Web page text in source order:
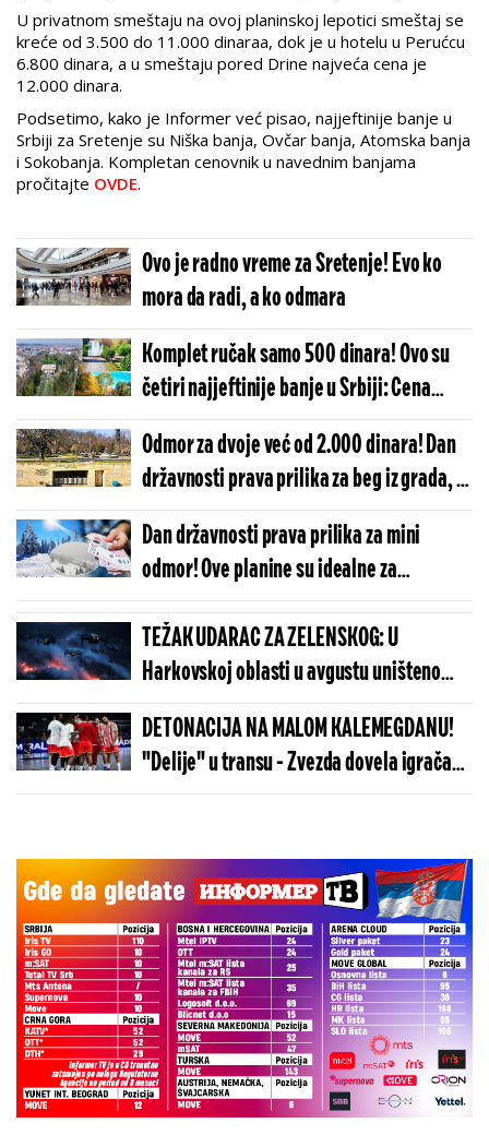
U privatnom smeštaju na ovoj planinskoj lepotici smeštaj se
kreće od 3.500 do 11.000 dinaraa, dok je u hotelu u Perućcu
6.800 dinara, a u smeštaju pored Drine najveća cena je
12.000 dinara.
Podsetimo, kako je Informer već pisao, najjeftinije banje u
Srbiji za Sretenje su Niška banja, Ovčar banja, Atomska banja
i Sokobanja. Kompletan cenovnik u navednim banjama
pročitajte OVDE.
Ovo je radno vreme za Sretenje! Evo ko
mora da radi, a ko odmara
Komplet ručak samo 500 dinara! Ovo su
četiri najjeftinije banje u Srbiji: Cena
smeštaja će vas iznenaditi!
Odmor za dvoje već od 2.000 dinara! Dan
državnosti prava prilika za beg iz grada, a
ovde su cene bagatela!
Dan državnosti prava prilika za mini
odmor! Ove planine su idealne za
produženi vikend!
TEŽAK UDARAC ZA ZELENSKOG: U
Harkovskoj oblasti u avgustu uništeno
više od 100 „baba jaga“
DETONACIJA NA MALOM KALEMEGDANU!
"Delije" u transu - Zvezda dovela igrača
Real Madrida!